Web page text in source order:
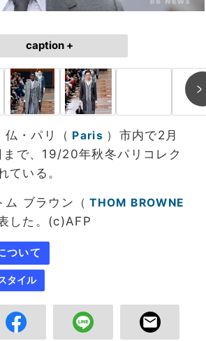
caption +
仏・パリ（ Paris ）市内で2月
で、19/20年秋冬パリコレク
ている。
ブラウン（ THOM BROWNE
した。(c)AFP
ついて
タイル